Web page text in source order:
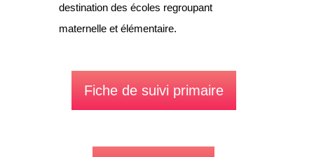
destination des écoles regroupant
maternelle et élémentaire.
Fiche de suivi primaire